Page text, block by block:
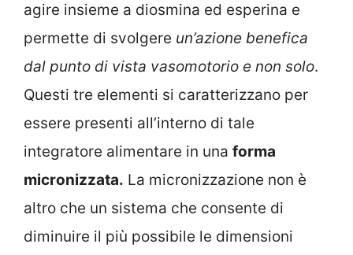
agire insieme a diosmina ed esperina e
permette di svolgere un’azione benefica
dal punto di vista vasomotorio e non solo.
Questi tre elementi si caratterizzano per
essere presenti all’interno di tale
integratore alimentare in una forma
micronizzata. La micronizzazione non è
altro che un sistema che consente di
diminuire il più possibile le dimensioni